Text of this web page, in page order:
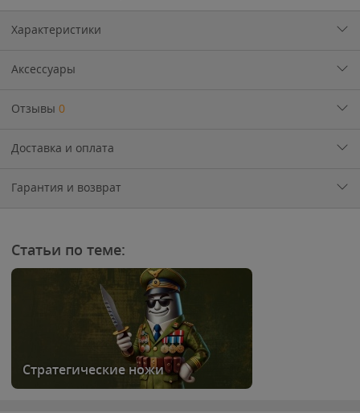
Характеристики
Аксессуары
Отзывы 0
Доставка и оплата
Гарантия и возврат
Статьи по теме:
Стратегические ножи